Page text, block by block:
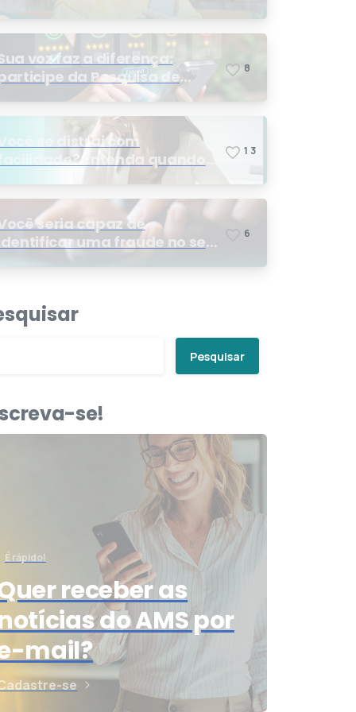
voz faz a diferença:
da Pesquisa de
2026
8
se distrai com
Entenda quando
sinais podem indicar TDAH
1 3
seria capaz de
uma fraude no seu
de saúde?
6
Pesquisar
se!
É rápido!
receber as
do AMS por
mail?
se